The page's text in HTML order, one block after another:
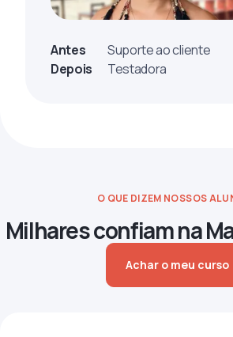
Antes
Suporte ao cliente
Depois
Testadora
O QUE DIZEM NOSSOS
Milhares confiam na
Achar o meu curso